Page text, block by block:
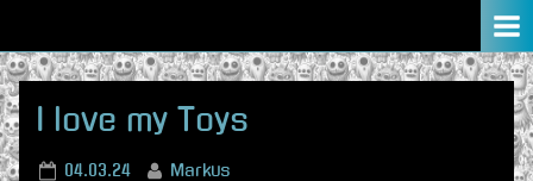
to
content
I love my Toys
Posted
04.03.24 By
Markus